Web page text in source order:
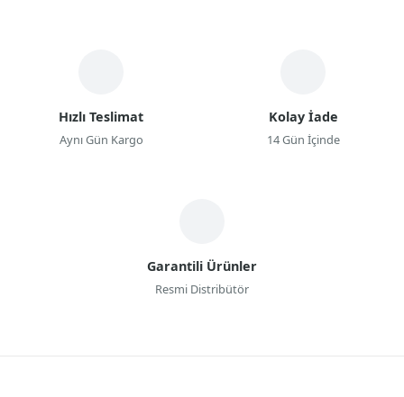
Hızlı Teslimat
Aynı Gün Kargo
Kolay İade
14 Gün İçinde
Garantili Ürünler
Resmi Distribütör